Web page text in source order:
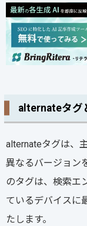
alternateタグ
alternateタグは、
異なるバージョン
のタグは、検索エ
ているデバイスに
たします。